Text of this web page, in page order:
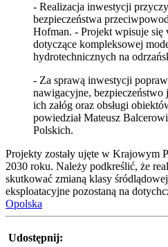
- Realizacja inwestycji
bezpieczeństwa
Hofman. - Projekt wpisuje się
dotyczące kompleksowej
hydrotechnicznych na
- Za sprawą inwestycji
nawigacyjne, bezpieczeństwo
ich załóg oraz obsługi
powiedział Mateusz
Polskich.
Projekty zostały ujęte w Krajowym
2030 roku. Należy podkreślić, że
skutkować zmianą klasy
eksploatacyjne pozostaną na
Opolska
Udostępnij: